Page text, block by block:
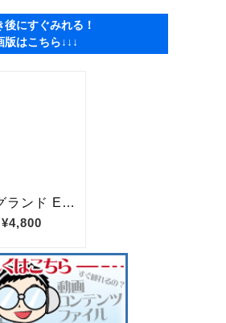
後にすぐみれる！
版はこちら↓↓↓